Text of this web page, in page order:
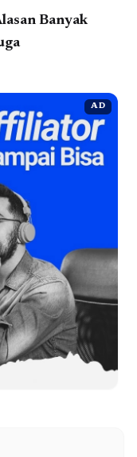
Banyak
AD